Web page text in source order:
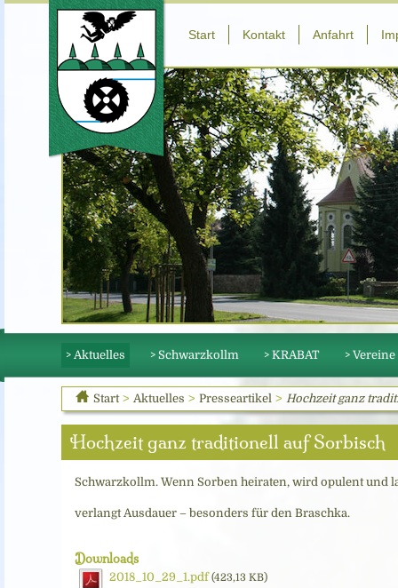
Start Kontakt Anfahrt
> Aktuelles > Schwarzkollm > KRABAT >
Start> Aktuelles > Presseartikel > Hochzeit ganz
Hochzeit ganz traditionell auf Sorbisch
Schwarzkollm. Wenn Sorben heiraten, wird opulent und
verlangt Ausdauer – besonders für den Braschka.
Downloads
2018_10_29_1.pdf (423,13 KB)